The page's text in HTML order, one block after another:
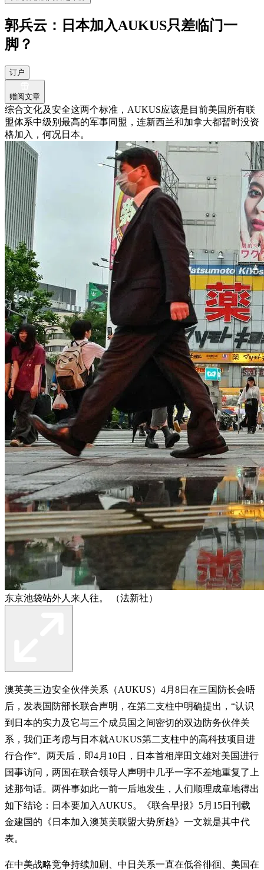
郭兵云：日本加入AUKUS只差临门一
脚？
订户
赠阅文章
综合文化及安全这两个标准，AUKUS应该是目前美国所有联
盟体系中级别最高的军事同盟，连新西兰和加拿大都暂时没资
格加入，何况日本。
东京池袋站外人来人往。 （法新社）
澳英美三边安全伙伴关系（AUKUS）4月8日在三国防长会晤
后，发表国防部长联合声明，在第二支柱中明确提出，“认识
到日本的实力及它与三个成员国之间密切的双边防务伙伴关
系，我们正考虑与日本就AUKUS第二支柱中的高科技项目进
行合作”。两天后，即4月10日，日本首相岸田文雄对美国进行
国事访问，两国在联合领导人声明中几乎一字不差地重复了上
述那句话。两件事如此一前一后地发生，人们顺理成章地得出
如下结论：日本要加入AUKUS。《联合早报》5月15日刊载
金建国的《日本加入澳英美联盟大势所趋》一文就是其中代
表。
在中美战略竞争持续加剧、中日关系一直在低谷徘徊、美国在